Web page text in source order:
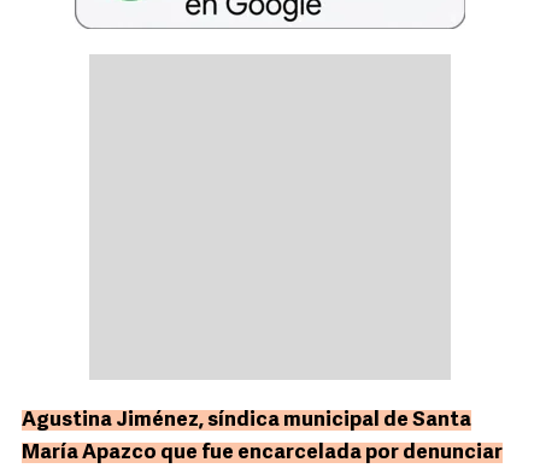
Agustina Jiménez, síndica municipal de Santa
María Apazco que fue encarcelada por denunciar